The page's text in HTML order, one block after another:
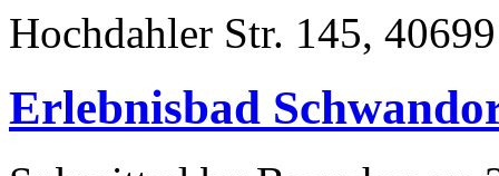
Hochdahler Str. 145,
Erlebnisbad